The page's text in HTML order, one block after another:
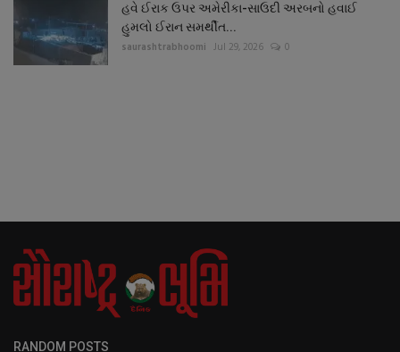
હવે ઈરાક ઉપર અમેરીકા-સાઉદી અરબનો હવાઈ
હુમલો ઈરાન સમર્થીત...
saurashtrabhoomi Jul 29, 2026 0
RANDOM POSTS